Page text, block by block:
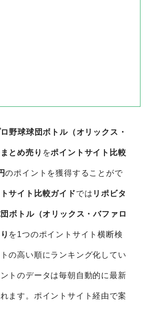
野球球団ボトル（オリックス・
とめ売り をポイントサイト比較
のポイントを獲得することがで
サイト比較ガイドでは リポビタ
ボトル（オリックス・バファロ
を1つのポイントサイト横断検
の高い順にランキング化してい
トのデータは毎朝自動的に最新
ます。ポイントサイト経由で案